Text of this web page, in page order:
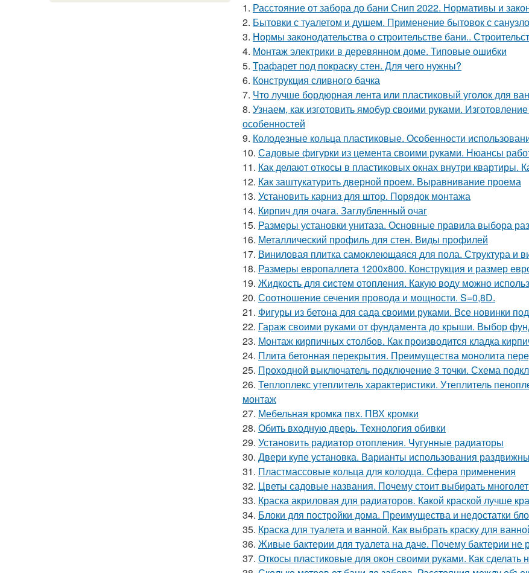
1. Расстояние от забора до бани Снип 2022. Нормативы и
2. Бытовки с туалетом и душем. Применение бытовок с
3. Нормы законодательства о строительстве бани..
4. Монтаж электрики в деревянном доме. Типовые ошибки
5. Трафарет под покраску стен. Для чего нужны?
6. Конструкция сливного бачка
7. Что лучше бордюрная лента или пластиковый уголок для
8. Узнаем, как изготовить ямобур своими руками.
особенностей
9. Колодезные кольца пластиковые. Особенности
10. Садовые фигурки из цемента своими руками. Нюансы
11. Как делают откосы в пластиковых окнах внутри квартиры.
12. Как заштукатурить дверной проем. Выравнивание проема
13. Установить карниз для штор. Порядок монтажа
14. Кирпич для очага. Заглубленный очаг
15. Размеры установки унитаза. Основные правила выбора
16. Металлический профиль для стен. Виды профилей
17. Виниловая плитка самоклеющаяся для пола. Структура и
18. Размеры европаллета 1200х800. Конструкция и размер
19. Жидкость для систем отопления. Какую воду можно
20. Соотношение сечения провода и мощности. S=0,8D.
21. Фигуры из бетона для сада своими руками. Все новинки
22. Гараж своими руками от фундамента до крыши. Выбор
23. Монтаж кирпичных столбов. Как производится кладка
24. Плита бетонная перекрытия. Преимущества монолита
25. Проходной выключатель подключение 3 точки. Схема
26. Теплоплекс утеплитель характеристики. Утеплитель
монтаж
27. Мебельная кромка пвх. ПВХ кромки
28. Обить входную дверь. Технология обивки
29. Установить радиатор отопления. Чугунные радиаторы
30. Двери купе установка. Варианты использования
31. Пластмассовые кольца для колодца. Сфера применения
32. Цветы садовые названия. Почему стоит выбирать
33. Краска акриловая для радиаторов. Какой краской лучше
34. Блоки для постройки дома. Преимущества и недостатки
35. Краска для туалета и ванной. Как выбрать краску для
36. Живые бактерии для туалета на даче. Почему бактерии не
37. Откосы пластиковые для окон своими руками. Как